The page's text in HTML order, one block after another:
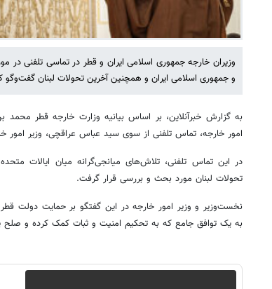
وزیران خارجه جمهوری اسلامی ایران و قطر در تماسی تلفنی در
و جمهوری اسلامی ایران و همچنین آخرین تحولات لبنان گفت‌وگو
به گزارش خبرآنلاین، بر اساس بیانیه وزارت خارجه قطر
امور خارجه، تماس تلفنی از سوی سید عباس عراقچی، وزیر امور
در این تماس تلفنی، تلاش‌های میانجی‌گرانه میان ایالات
تحولات لبنان مورد بحث و بررسی قرار گرفت.
نخست‌وزیر و وزیر امور خارجه در این گفتگو بر حمایت دولت
به یک توافق جامع که به تحکیم امنیت و ثبات کمک کرده و صلح